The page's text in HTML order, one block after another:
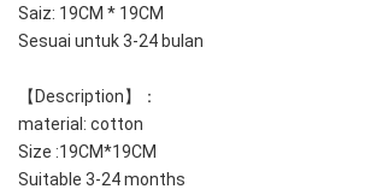
Saiz: 19CM * 19CM
Sesuai untuk 3-24 bulan
【Description】：
material: cotton
Size :19CM*19CM
Suitable 3-24 months